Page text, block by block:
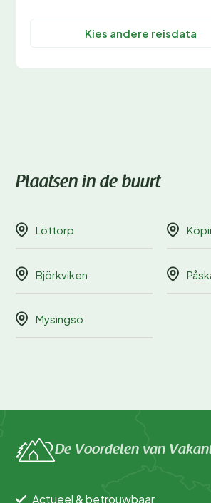
Kies andere reisdata
Plaatsen in de buurt
Löttorp
Björkviken
Mysingsö
De Voordelen van
Actueel & betrouwbaar